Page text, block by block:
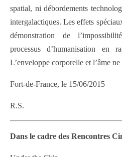
spatial, ni débordements
intergalactiques. Les effets
démonstration de
processus d’humanisation en
L’enveloppe corporelle et l’âme
Fort-de-France, le 15/06/2015
R.S.
Dans le cadre des Rencontres